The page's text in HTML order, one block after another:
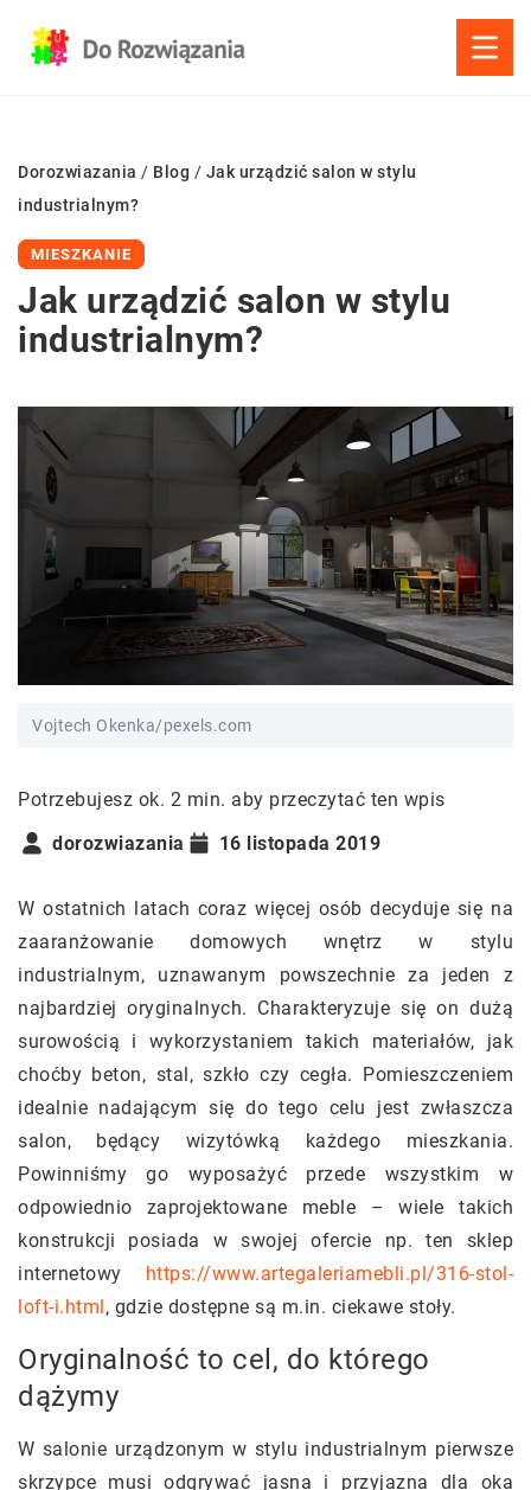
Dorozwiazania / Blog / Jak urządzić salon w stylu
industrialnym?
MIESZKANIE
Jak urządzić salon w stylu
industrialnym?
Vojtech Okenka/pexels.com
Potrzebujesz ok. 2 min. aby przeczytać ten wpis
dorozwiazania
16 listopada 2019
W ostatnich latach coraz więcej osób decyduje się na
zaaranżowanie domowych wnętrz w stylu
industrialnym, uznawanym powszechnie za jeden z
najbardziej oryginalnych. Charakteryzuje się on dużą
surowością i wykorzystaniem takich materiałów, jak
choćby beton, stal, szkło czy cegła. Pomieszczeniem
idealnie nadającym się do tego celu jest zwłaszcza
salon, będący wizytówką każdego mieszkania.
Powinniśmy go wyposażyć przede wszystkim w
odpowiednio zaprojektowane meble – wiele takich
konstrukcji posiada w swojej ofercie np. ten sklep
internetowy https://www.artegaleriamebli.pl/316-stol-
loft-i.html, gdzie dostępne są m.in. ciekawe stoły.
Oryginalność to cel, do którego
dążymy
W salonie urządzonym w stylu industrialnym pierwsze
skrzypce musi odgrywać jasna i przyjazna dla oka